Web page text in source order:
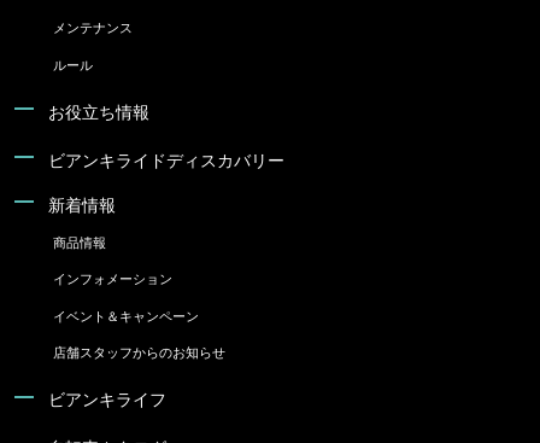
メンテナンス
ルール
お役立ち情報
ビアンキライドディスカバリー
新着情報
商品情報
インフォメーション
イベント＆キャンペーン
店舗スタッフからのお知らせ
ビアンキライフ